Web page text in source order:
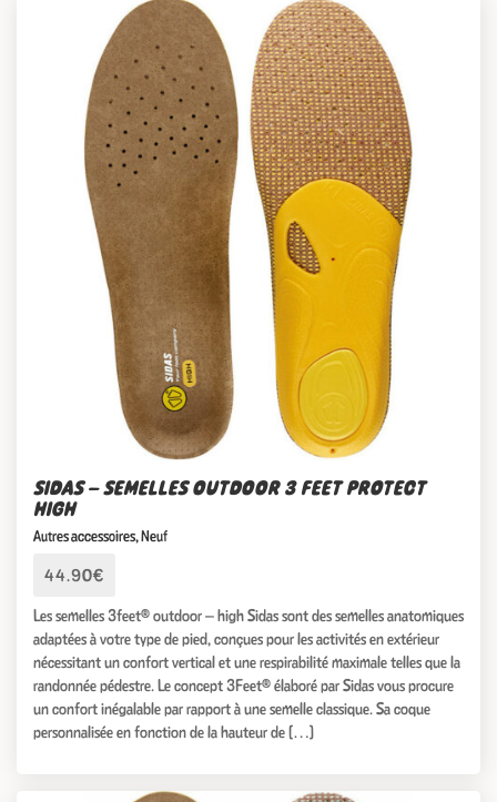
SIDAS – SEMELLES OUTDOOR 3 FEET PROTECT
HIGH
Autres accessoires,Neuf
44.90€
Les semelles 3feet® outdoor – high Sidas sont des semelles anatomiques
adaptées à votre type de pied, conçues pour les activités en extérieur
nécessitant un confort vertical et une respirabilité maximale telles que la
randonnée pédestre. Le concept 3Feet® élaboré par Sidas vous procure
un confort inégalable par rapport à une semelle classique. Sa coque
personnalisée en fonction de la hauteur de […]